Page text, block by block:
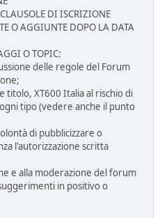
DI ISCRIZIONE
O AGGIUNTE DOPO LA DATA
O TOPIC:
delle regole del Forum
titolo, XT600 Italia al rischio di
tipo (vedere anche il punto
di pubblicizzare o
l'autorizzazione scritta
e alla moderazione del forum
in positivo o